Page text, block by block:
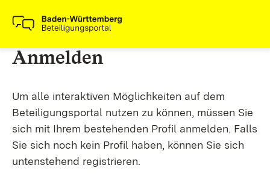
Anmelden
Um alle interaktiven Möglichkeiten auf dem
Beteiligungsportal nutzen zu können, müssen Sie
sich mit Ihrem bestehenden Profil anmelden. Falls
Sie sich noch kein Profil haben, können Sie sich
untenstehend registrieren.